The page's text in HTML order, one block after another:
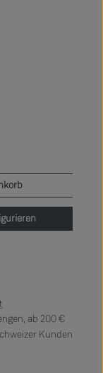
Wert
ab 200 €
Kunden